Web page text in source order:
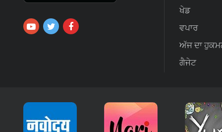
ਖੇਡ
ਵਪਾਰ
ਅੱਜ ਦਾ
ਗੈਜੇਟ